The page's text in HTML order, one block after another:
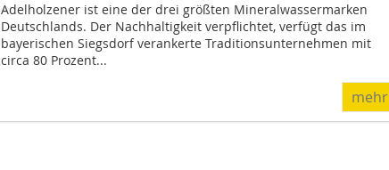
Adelholzener ist eine der drei größten Mineralwassermarken
Deutschlands. Der Nachhaltigkeit verpflichtet, verfügt das im
bayerischen Siegsdorf verankerte Traditionsunternehmen mit
circa 80 Prozent...
mehr